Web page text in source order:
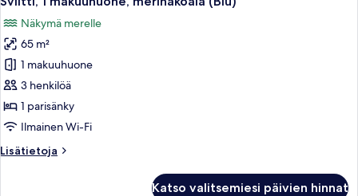
kaikki
huonetyypin
Sviitti,
makuuhuone,
merinäköala
(Blu)
Näkymä merelle
65 m²
1 makuuhuone
3 henkilöä
1 parisänky
Ilmainen Wi-Fi
Lisätietoja
Lisätietoja
Katso valitsemiesi päivien hinnat